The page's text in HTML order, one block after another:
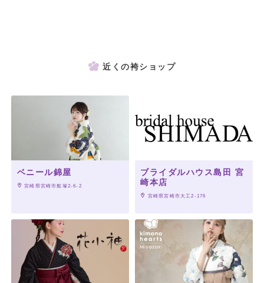
近くの袴ショップ
ベニール錦屋
宮崎県宮崎市船塚2-6-2
ブライダルハウス島田 宮
崎本店
宮崎県宮崎市大工2-176